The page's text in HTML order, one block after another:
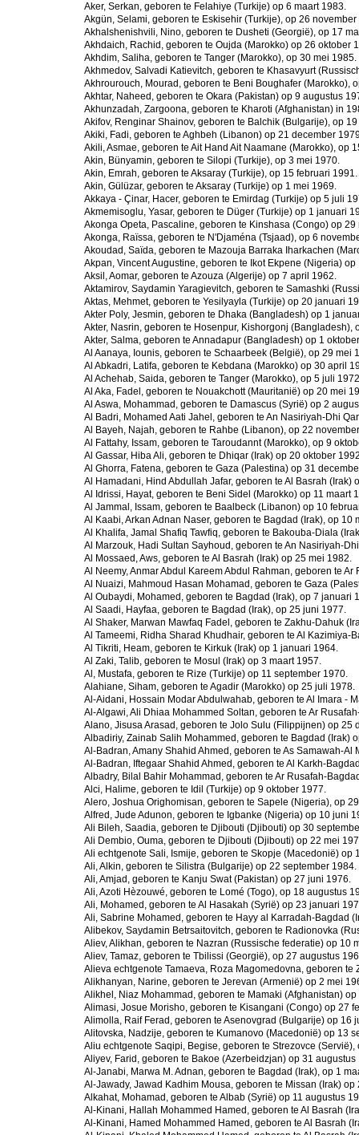
Aker, Serkan, geboren te Felahiye (Turkije) op 6 maart 1983.
Akgün, Selami, geboren te Eskisehir (Turkije), op 26 november
Akhalshenishvili, Nino, geboren te Dusheti (Georgië), op 17
Akhdaich, Rachid, geboren te Oujda (Marokko) op 26 oktober
Akhdim, Saliha, geboren te Tanger (Marokko), op 30 mei 1985.
Akhmedov, Salvadi Katievitch, geboren te Khasavyurt
Akhrourouch, Mourad, geboren te Beni Boughafer (Marokko),
Akhtar, Naheed, geboren te Okara (Pakistan) op 9 augustus
Akhunzadah, Zargoona, geboren te Kharoti (Afghanistan) in
Akifov, Renginar Shainov, geboren te Balchik (Bulgarije), op
Akiki, Fadi, geboren te Aghbeh (Libanon) op 21 december
Akili, Asmae, geboren te Ait Hand Ait Naamane (Marokko), op
Akin, Bünyamin, geboren te Silopi (Turkije), op 3 mei 1970.
Akin, Emrah, geboren te Aksaray (Turkije), op 15 februari 1991.
Akin, Gülüzar, geboren te Aksaray (Turkije) op 1 mei 1969.
Akkaya - Çinar, Hacer, geboren te Emirdag (Turkije) op 5 juli
Akmemisoglu, Yasar, geboren te Düger (Turkije) op 1 januari
Akonga Opeta, Pascaline, geboren te Kinshasa (Congo) op 29
Akonga, Raïssa, geboren te N'Djaména (Tsjaad), op 6
Akoudad, Saïda, geboren te Mazouja Barraka Iharkachen
Akpan, Vincent Augustine, geboren te Ikot Ekpene (Nigeria)
Aksil, Aomar, geboren te Azouza (Algerije) op 7 april 1962.
Aktamirov, Saydamin Yaragievitch, geboren te Samashki
Aktas, Mehmet, geboren te Yesilyayla (Turkije) op 20 januari
Akter Poly, Jesmin, geboren te Dhaka (Bangladesh) op 1
Akter, Nasrin, geboren te Hosenpur, Kishorgonj (Bangladesh),
Akter, Salma, geboren te Annadapur (Bangladesh) op 1
Al Aanaya, Iounis, geboren te Schaarbeek (België), op 29 mei
Al Abkadri, Latifa, geboren te Kebdana (Marokko) op 30 april
Al Achehab, Saida, geboren te Tanger (Marokko), op 5 juli
Al Aka, Fadel, geboren te Nouakchott (Mauritanië) op 20 mei
Al Aswa, Mohammad, geboren te Damascus (Syrië) op 2
Al Badri, Mohamed Aati Jahel, geboren te An Nasiriyah-Dhi
Al Bayeh, Najah, geboren te Rahbe (Libanon), op 22
Al Fattahy, Issam, geboren te Taroudannt (Marokko), op 9
Al Gassar, Hiba Ali, geboren te Dhiqar (Irak) op 20 oktober
Al Ghorra, Fatena, geboren te Gaza (Palestina) op 31
Al Hamadani, Hind Abdullah Jafar, geboren te Al Basrah (Irak)
Al Idrissi, Hayat, geboren te Beni Sidel (Marokko) op 11 maart
Al Jammal, Issam, geboren te Baalbeck (Libanon) op 10
Al Kaabi, Arkan Adnan Naser, geboren te Bagdad (Irak), op 10
Al Khalifa, Jamal Shafiq Tawfiq, geboren te Bakouba-Diala
Al Marzouk, Hadi Sultan Sayhoud, geboren te An Nasiriyah-
Al Mossaed, Aws, geboren te Al Basrah (Irak) op 25 mei 1982.
Al Neemy, Anmar Abdul Kareem Abdul Rahman, geboren te
Al Nuaizi, Mahmoud Hasan Mohamad, geboren te Gaza
Al Oubaydi, Mohamed, geboren te Bagdad (Irak), op 7 januari
Al Saadi, Hayfaa, geboren te Bagdad (Irak), op 25 juni 1977.
Al Shaker, Marwan Mawfaq Fadel, geboren te Zakhu-Dahuk
Al Tameemi, Ridha Sharad Khudhair, geboren te Al Kazimiya-
Al Tikriti, Heam, geboren te Kirkuk (Irak) op 1 januari 1964.
Al Zaki, Talib, geboren te Mosul (Irak) op 3 maart 1957.
Al, Mustafa, geboren te Rize (Turkije) op 11 september 1970.
Alahiane, Siham, geboren te Agadir (Marokko) op 25 juli 1978.
Al-Aidani, Hossain Modar Abdulwahab, geboren te Al Imara -
Al-Algawi, Ali Dhiaa Mohammed Soltan, geboren te Ar
Alano, Jisusa Arasad, geboren te Jolo Sulu (Filippijnen) op 25
Albadiriy, Zainab Salih Mohammed, geboren te Bagdad (Irak)
Al-Badran, Amany Shahid Ahmed, geboren te As Samawah-Al
Al-Badran, Iftegaar Shahid Ahmed, geboren te Al Karkh-
Albadry, Bilal Bahir Mohammad, geboren te Ar Rusafah-
Alci, Halime, geboren te Idil (Turkije) op 9 oktober 1977.
Alero, Joshua Orighomisan, geboren te Sapele (Nigeria), op
Alfred, Jude Adunon, geboren te Igbanke (Nigeria) op 10 juni
Ali Bileh, Saadia, geboren te Djibouti (Djibouti) op 30
Ali Dembio, Ouma, geboren te Djibouti (Djibouti) op 22 mei
Ali echtgenote Sali, Ismije, geboren te Skopje (Macedonië) op
Ali, Alkin, geboren te Silistra (Bulgarije) op 22 september 1984.
Ali, Amjad, geboren te Kanju Swat (Pakistan) op 27 juni 1976.
Ali, Azoti Hèzouwé, geboren te Lomé (Togo), op 18 augustus
Ali, Mohamed, geboren te Al Hasakah (Syrië) op 23 januari
Ali, Sabrine Mohamed, geboren te Hayy al Karradah-Bagdad
Alibekov, Saydamin Betrsaitovitch, geboren te Radionovka
Aliev, Alikhan, geboren te Nazran (Russische federatie) op 10
Aliev, Tamaz, geboren te Tbilissi (Georgië), op 27 augustus
Alieva echtgenote Tamaeva, Roza Magomedovna, geboren
Alikhanyan, Narine, geboren te Jerevan (Armenië) op 2 mei
Alikhel, Niaz Mohammad, geboren te Mamaki (Afghanistan)
Alimasi, Josue Morisho, geboren te Kisangani (Congo) op 27
Alimolla, Raif Ferad, geboren te Asenovgrad (Bulgarije) op 16
Alitovska, Nadzije, geboren te Kumanovo (Macedonië) op 13
Aliu echtgenote Saqipi, Begise, geboren te Strezovce
Aliyev, Farid, geboren te Bakoe (Azerbeidzjan) op 31 augustus
Al-Janabi, Marwa M. Adnan, geboren te Bagdad (Irak), op 1
Al-Jawady, Jawad Kadhim Mousa, geboren te Missan (Irak) op
Alkahat, Mohamad, geboren te Albab (Syrië) op 11 augustus
Al-Kinani, Hallah Mohammed Hamed, geboren te Al Basrah
Al-Kinani, Hamed Mohammed Hamed, geboren te Al Basrah